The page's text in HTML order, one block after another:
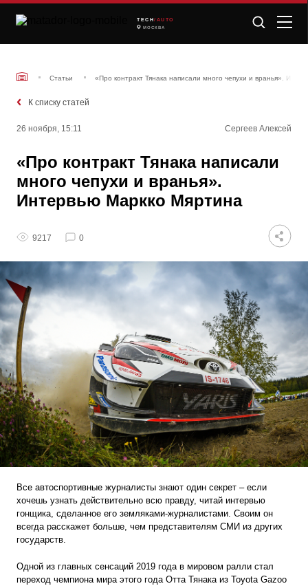
TECH /AUTO
МОСКВА
Статьи ​«Про контракт Тянака написали много чепухи и вранья».
К списку статей
26 ноября, 15:11 Сергеев Алексей
​«Про контракт Тянака написали
много чепухи и вранья».
Интервью Маркко Мяртина
9217 0
Все автоспортивные журналисты знают один секрет – если
хочешь узнать действительно всю правду, читай интервью
гонщика, сделанное его земляками-журналистами. Своим он
всегда расскажет больше, чем представителям СМИ из других
государств.
Одной из главных сенсаций 2019 года в мировом ралли стал
переход чемпиона мира этого года Отта Тянака из Toyota Gazoo